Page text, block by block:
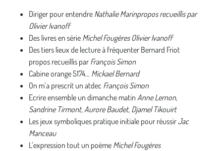
Diriger pour entendre Nathalie Marinpropos recueillis par
Olivier Ivanoff
Des livres en série Michel Fougères Olivier Ivanoff
Des tiers lieux de lecture à fréquenter Bernard Friot
propos recueillis par François Simon
Cabine orange 5174… Mickael Bernard
On m’a prescrit un atdec François Simon
Ecrire ensemble un dimanche matin Anne Lernon,
Sandrine Tirmont, Aurore Baudet, Djamel Tikouirt
Les jeux symboliques pratique initiale pour réussir Jac
Manceau
L’expression tout un poème Michel Fougères